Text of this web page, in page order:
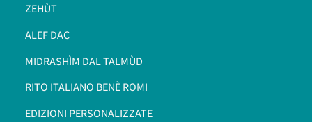
ZEHÙT
ALEF DAC
MIDRASHÌM DAL TALMÙD
RITO ITALIANO BENÈ ROMI​
EDIZIONI PERSONALIZZATE